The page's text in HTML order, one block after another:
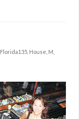
Florida135, House, M,